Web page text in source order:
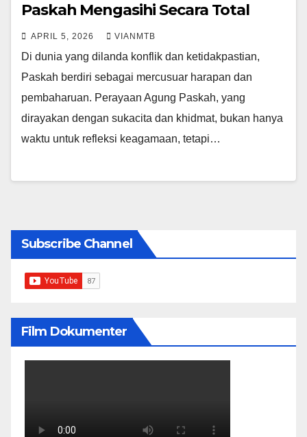
Paskah Mengasihi Secara Total
APRIL 5, 2026 VIANMTB
Di dunia yang dilanda konflik dan ketidakpastian,
Paskah berdiri sebagai mercusuar harapan dan
pembaharuan. Perayaan Agung Paskah, yang
dirayakan dengan sukacita dan khidmat, bukan hanya
waktu untuk refleksi keagamaan, tetapi…
Subscribe Channel
Film Dokumenter